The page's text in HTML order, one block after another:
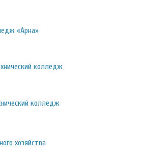
«Арна»
колледж
колледж
хозяйства